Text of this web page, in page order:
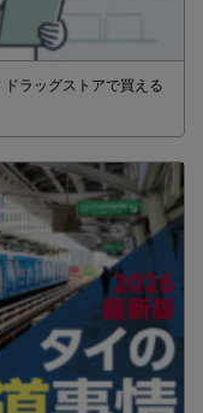
ラッグストアで買える